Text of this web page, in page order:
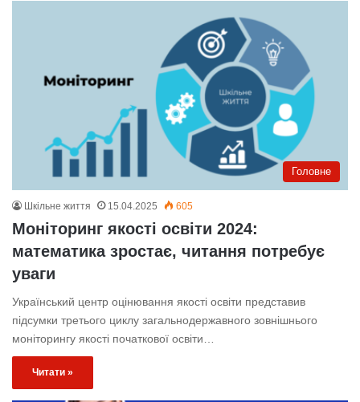
Головне
Шкільне життя 15.04.2025 605
Моніторинг якості освіти 2024:
математика зростає, читання потребує
уваги
Український центр оцінювання якості освіти представив
підсумки третього циклу загальнодержавного зовнішнього
моніторингу якості початкової освіти…
Читати »